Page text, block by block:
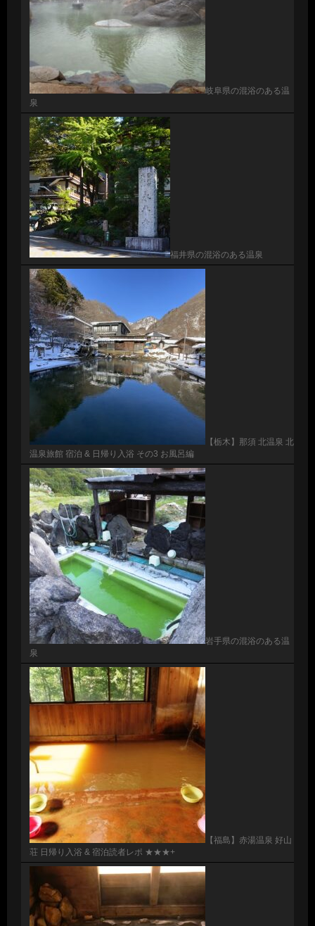
岐阜県の混浴のある温
泉
福井県の混浴のある温泉
【栃木】那須 北温泉 北
温泉旅館 宿泊 & 日帰り入浴 その3 お風呂編
岩手県の混浴のある温
泉
【福島】赤湯温泉 好山
荘 日帰り入浴 & 宿泊読者レポ ★★★+